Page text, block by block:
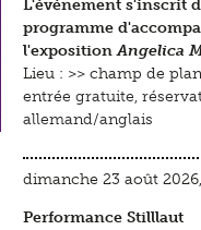
L'événement s'inscrit
programme
l'expositionAngelica
Lieu : >> champ de
entrée gratuite,
allemand/anglais
dimanche 23 août
Performance Stilllaut